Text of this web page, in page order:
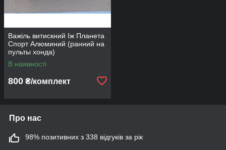
Важіль витискний Іж Планета
Спорт Алюминий (ранний на
пульты хонда)
В наявності
800 ₴/комплект
Про нас
98% позитивних з 338 відгуків за рік